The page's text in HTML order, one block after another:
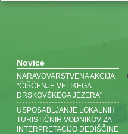
Novice
NARAVOVARSTVENA AKCIJA
"ČIŠČENJE VELIKEGA
DRSKOVŠKEGA JEZERA"
USPOSABLJANJE LOKALNIH
TURISTIČNIH VODNIKOV ZA
INTERPRETACIJO DEDIŠČINE